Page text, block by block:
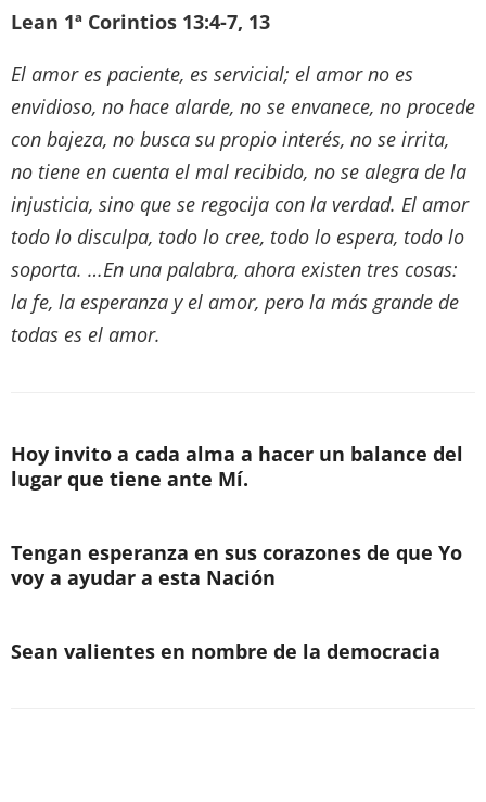
Lean 1ª Corintios 13:4-7, 13
El amor es paciente, es servicial; el amor no es
envidioso, no hace alarde, no se envanece, no procede
con bajeza, no busca su propio interés, no se irrita,
no tiene en cuenta el mal recibido, no se alegra de la
injusticia, sino que se regocija con la verdad. El amor
todo lo disculpa, todo lo cree, todo lo espera, todo lo
soporta. …En una palabra, ahora existen tres cosas:
la fe, la esperanza y el amor, pero la más grande de
todas es el amor.
Hoy invito a cada alma a hacer un balance del
lugar que tiene ante Mí.
Tengan esperanza en sus corazones de que Yo
voy a ayudar a esta Nación
Sean valientes en nombre de la democracia